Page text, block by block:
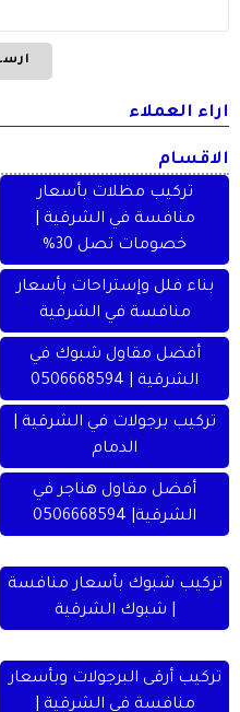
اراء العملاء
الاقسام
تركيب مظلات بأسعار
منافسة في الشرقية |
خصومات تصل 30%
بناء فلل وإستراحات بأسعار
منافسة في الشرقية
أفضل مقاول شبوك في
الشرقية | 0506668594
تركيب برجولات في الشرقية |
الدمام
أفضل مقاول هناجر في
الشرقية| 0506668594
تركيب شبوك بأسعار منافسة
| شبوك الشرقية
تركيب أرقى البرجولات وبأسعار
منافسة في الشرقية |